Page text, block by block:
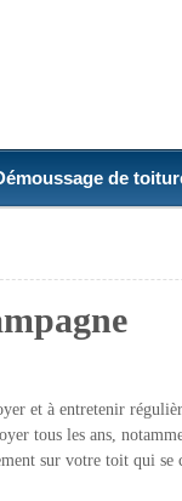
de
et à entretenir
tous les ans,
sur votre toit qui se